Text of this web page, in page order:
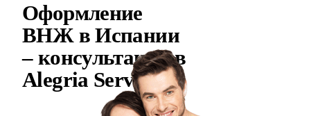
Оформление
ВНЖ в Испании
– консультация в
Alegria Service